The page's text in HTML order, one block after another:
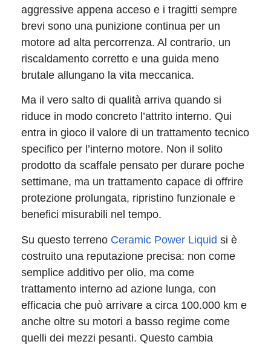
aggressive appena acceso e i tragitti sempre
brevi sono una punizione continua per un
motore ad alta percorrenza. Al contrario, un
riscaldamento corretto e una guida meno
brutale allungano la vita meccanica.
Ma il vero salto di qualità arriva quando si
riduce in modo concreto l’attrito interno. Qui
entra in gioco il valore di un trattamento tecnico
specifico per l’interno motore. Non il solito
prodotto da scaffale pensato per durare poche
settimane, ma un trattamento capace di offrire
protezione prolungata, ripristino funzionale e
benefici misurabili nel tempo.
Su questo terreno Ceramic Power Liquid si è
costruito una reputazione precisa: non come
semplice additivo per olio, ma come
trattamento interno ad azione lunga, con
efficacia che può arrivare a circa 100.000 km e
anche oltre su motori a basso regime come
quelli dei mezzi pesanti. Questo cambia